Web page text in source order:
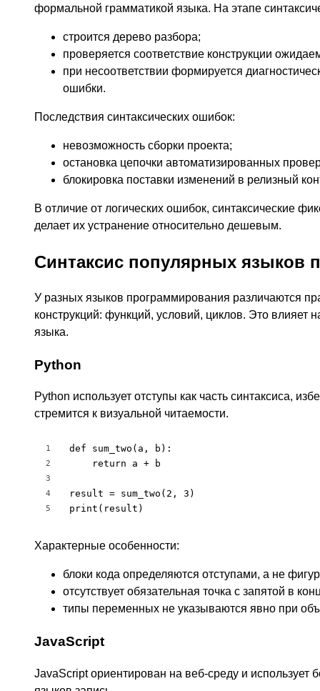
формальной грамматикой языка. На этапе
строится дерево разбора;
проверяется соответствие конструкции
при несоответствии формируется
ошибки.
Последствия синтаксических ошибок:
невозможность сборки проекта;
остановка цепочки автоматизированных
блокировка поставки изменений в релизный
В отличие от логических ошибок, синтаксические
делает их устранение относительно дешевым.
Синтаксис популярных языков
У разных языков программирования различаются
конструкций: функций, условий, циклов. Это влияет
языка.
Python
Python использует отступы как часть синтаксиса,
стремится к визуальной читаемости.
1
2
3
4
5
def sum_two(a, b):
    return a + b
result = sum_two(2, 3)
print(result)
Характерные особенности:
блоки кода определяются отступами, а не
отсутствует обязательная точка с запятой в
типы переменных не указываются явно при
JavaScript
JavaScript ориентирован на веб-среду и